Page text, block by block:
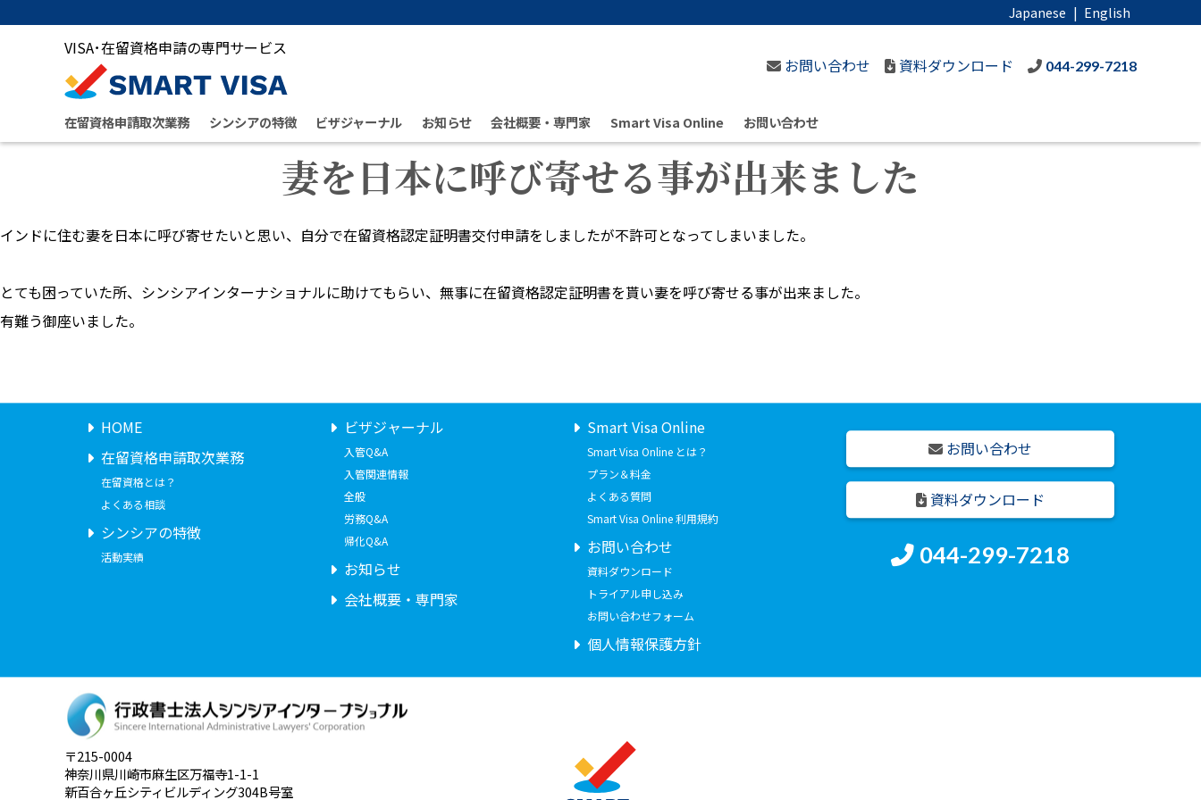
VISA･在留資格申請の専門サービス
お問い合わせ
資料ダウンロード 044-299-7218
在留資格申請取次業務 シンシアの特徴 ビザジャーナル お知らせ 会社概要・専門家 Smart Visa Online お問い合わせ
Japanese | English
妻を日本に呼び寄せる事が出来ました
インドに住む妻を日本に呼び寄せたいと思い、自分で在留資格認定証明書交付申請をしましたが不許可となってしまいました。
とても困っていた所、シンシアインターナショナルに助けてもらい、無事に在留資格認定証明書を貰い妻を呼び寄せる事が出来ました。
有難う御座いました。
HOME
在留資格申請取次業務
在留資格とは？
よくある相談
シンシアの特徴
活動実績
ビザジャーナル
入管Q&A
入管関連情報
全般
労務Q&A
帰化Q&A
お知らせ
会社概要・専門家
Smart Visa Online
Smart Visa Online とは？
プラン＆料金
よくある質問
Smart Visa Online 利用規約
お問い合わせ
資料ダウンロード
トライアル申し込み
お問い合わせフォーム
個人情報保護方針
お問い合わせ
資料ダウンロード
044-299-7218
〒215-0004
神奈川県川崎市麻生区万福寺1-1-1
新百合ヶ丘シティビルディング304B号室